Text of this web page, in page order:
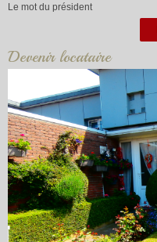
Le mot du président
Devenir locataire